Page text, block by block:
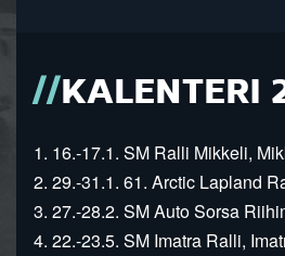
KALENTERI
1. 16.-17.1. SM Ralli Mikkeli,
2. 29.-31.1. 61. Arctic Lapland
3. 27.-28.2. SM Auto Sorsa
4. 22.-23.5. SM Imatra Ralli,